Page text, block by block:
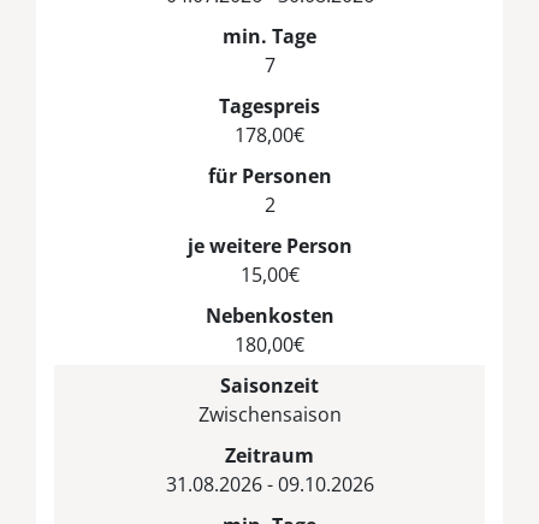
min. Tage
7
Tagespreis
178,00€
für Personen
2
je weitere Person
15,00€
Nebenkosten
180,00€
Saisonzeit
Zwischensaison
Zeitraum
31.08.2026 - 09.10.2026